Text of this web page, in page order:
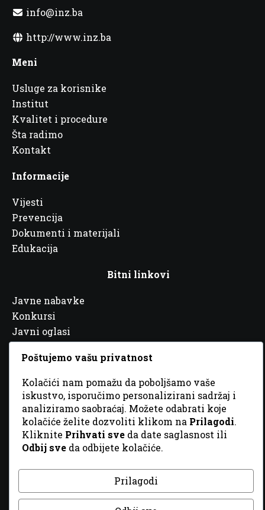
info@inz.ba
http://www.inz.ba
Meni
Usluge za korisnike
Institut
Kvalitet i procedure
Šta radimo
Kontakt
Informacije
Vijesti
Prevencija
Dokumenti i materijali
Edukacija
Bitni linkovi
Javne nabavke
Konkursi
Javni oglasi
© 2026 Sva prava zadržana. DizajnGordonDM
Poštujemo vašu privatnost
Kolačići nam pomažu da poboljšamo vaše
iskustvo, isporučimo personalizirani sadržaj i
analiziramo saobraćaj. Možete odabrati koje
kolačiće želite dozvoliti klikom na Prilagodi.
Kliknite Prihvati sve da date saglasnost ili
Odbij sve da odbijete kolačiće.
Prilagodi